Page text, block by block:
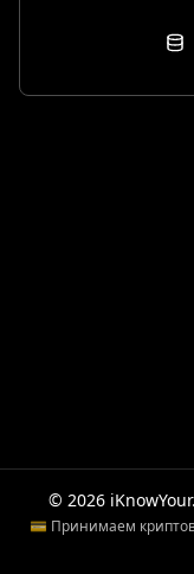
© 2026
💳 Принимаем